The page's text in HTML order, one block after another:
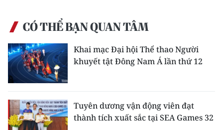
CÓ THỂ BẠN QUAN TÂM
Khai mạc Đại hội Thể thao Người
khuyết tật Đông Nam Á lần thứ 12
Tuyên dương vận động viên đạt
thành tích xuất sắc tại SEA Games 32